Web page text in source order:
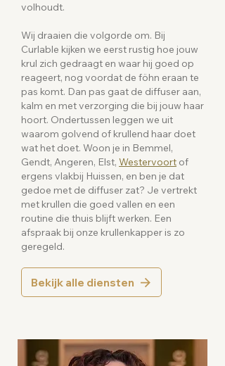
volhoudt.
Wij draaien die volgorde om. Bij
Curlable kijken we eerst rustig hoe jouw
krul zich gedraagt en waar hij goed op
reageert, nog voordat de föhn eraan te
pas komt. Dan pas gaat de diffuser aan,
kalm en met verzorging die bij jouw haar
hoort. Ondertussen leggen we uit
waarom golvend of krullend haar doet
wat het doet. Woon je in Bemmel,
Gendt, Angeren, Elst, Westervoort of
ergens vlakbij Huissen, en ben je dat
gedoe met de diffuser zat? Je vertrekt
met krullen die goed vallen en een
routine die thuis blijft werken. Een
afspraak bij onze krullenkapper is zo
geregeld.
Bekijk alle diensten